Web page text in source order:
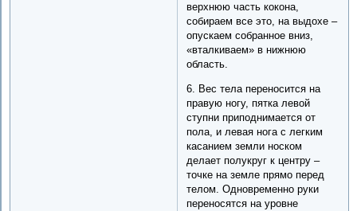
верхнюю часть кокона,
собираем все это, на выдохе –
опускаем собранное вниз,
«вталкиваем» в нижнюю
область.
6. Вес тела переносится на
правую ногу, пятка левой
ступни приподнимается от
пола, и левая нога с легким
касанием земли носком
делает полукруг к центру –
точке на земле прямо перед
телом. Одновременно руки
переносятся на уровне